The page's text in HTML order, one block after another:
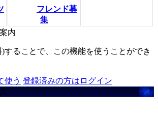
フレンド募
集
内
することで、この機能を使うことができ
使う 登録済みの方はログイン